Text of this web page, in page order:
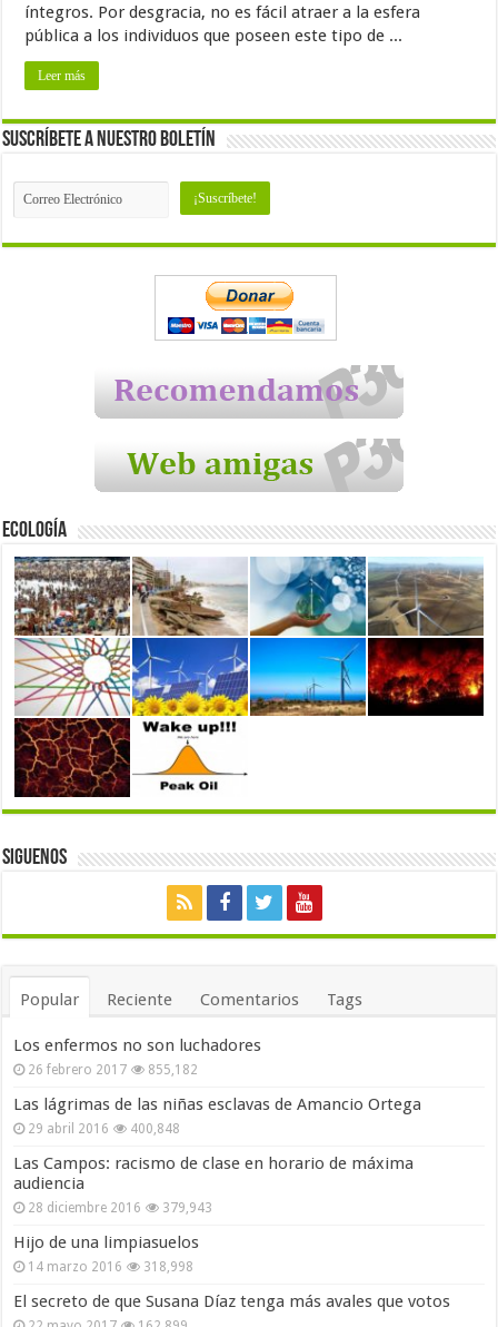
íntegros. Por desgracia, no es fácil atraer a la esfera
pública a los individuos que poseen este tipo de ...
Leer más
Suscríbete a nuestro Boletín
Ecología
Siguenos
Popular Reciente Comentarios Tags
Los enfermos no son luchadores
26 febrero 2017 855,182
Las lágrimas de las niñas esclavas de Amancio Ortega
29 abril 2016 400,848
Las Campos: racismo de clase en horario de máxima
audiencia
28 diciembre 2016 379,943
Hijo de una limpiasuelos
14 marzo 2016 318,998
El secreto de que Susana Díaz tenga más avales que votos